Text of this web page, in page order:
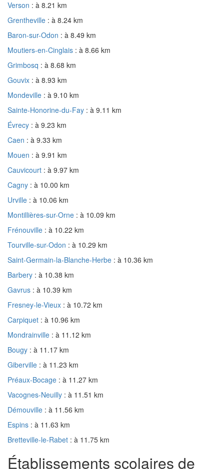
Verson : à 8.21 km
Grentheville : à 8.24 km
Baron-sur-Odon : à 8.49 km
Moutiers-en-Cinglais : à 8.66 km
Grimbosq : à 8.68 km
Gouvix : à 8.93 km
Mondeville : à 9.10 km
Sainte-Honorine-du-Fay : à 9.11 km
Évrecy : à 9.23 km
Caen : à 9.33 km
Mouen : à 9.91 km
Cauvicourt : à 9.97 km
Cagny : à 10.00 km
Urville : à 10.06 km
Montillières-sur-Orne : à 10.09 km
Frénouville : à 10.22 km
Tourville-sur-Odon : à 10.29 km
Saint-Germain-la-Blanche-Herbe : à 10.36 km
Barbery : à 10.38 km
Gavrus : à 10.39 km
Fresney-le-Vieux : à 10.72 km
Carpiquet : à 10.96 km
Mondrainville : à 11.12 km
Bougy : à 11.17 km
Giberville : à 11.23 km
Préaux-Bocage : à 11.27 km
Vacognes-Neuilly : à 11.51 km
Démouville : à 11.56 km
Espins : à 11.63 km
Bretteville-le-Rabet : à 11.75 km
Établissements scolaires de